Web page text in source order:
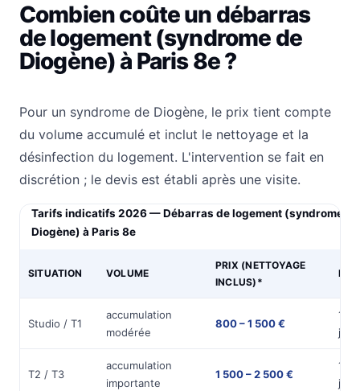
Combien coûte un débarras
de logement (syndrome de
Diogène) à Paris 8e ?
Pour un syndrome de Diogène, le prix tient compte
du volume accumulé et inclut le nettoyage et la
désinfection du logement. L'intervention se fait en
discrétion ; le devis est établi après une visite.
Tarifs indicatifs 2026 — Débarras de logement (syndrome de
Diogène) à Paris 8e
SITUATION VOLUME
PRIX (NETTOYAGE
INCLUS)*
Studio / T1
accumulation
modérée
800 – 1 500 €
1
T2 / T3
accumulation
importante
1 500 – 2 500 €
1 à